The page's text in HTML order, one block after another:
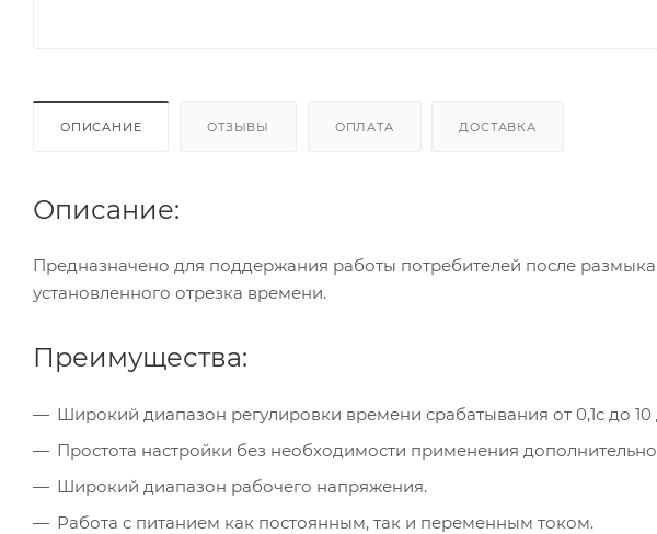
ОПИСАНИЕ ОТЗЫВЫ ОПЛАТА ДОСТАВКА
Описание:
Предназначено для поддержания работы потребителей после
установленного отрезка времени.
Преимущества:
Широкий диапазон регулировки времени срабатывания от 0,1с до 10
Простота настройки без необходимости применения
Широкий диапазон рабочего напряжения.
Работа с питанием как постоянным, так и переменным током.